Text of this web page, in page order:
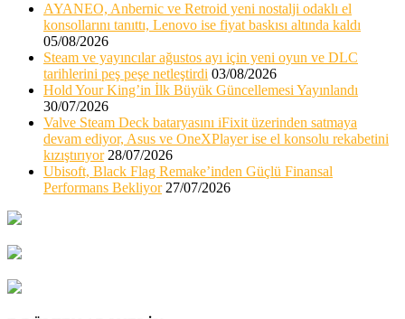
AYANEO, Anbernic ve Retroid yeni nostalji odaklı el
konsollarını tanıttı, Lenovo ise fiyat baskısı altında kaldı
05/08/2026
Steam ve yayıncılar ağustos ayı için yeni oyun ve DLC
tarihlerini peş peşe netleştirdi 03/08/2026
Hold Your King’in İlk Büyük Güncellemesi Yayınlandı
30/07/2026
Valve Steam Deck bataryasını iFixit üzerinden satmaya
devam ediyor, Asus ve OneXPlayer ise el konsolu rekabetini
kızıştırıyor 28/07/2026
Ubisoft, Black Flag Remake’inden Güçlü Finansal
Performans Bekliyor 27/07/2026